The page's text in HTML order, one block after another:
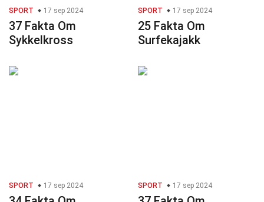
SPORT 17 sep 2024
37 Fakta Om
Sykkelkross
SPORT 17 sep 2024
25 Fakta Om
Surfekajakk
SPORT 17 sep 2024 SPORT 17 sep 2024